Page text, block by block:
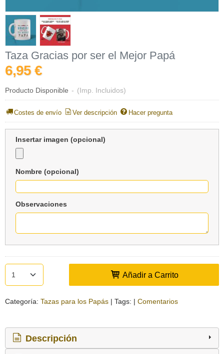
Taza Gracias por ser el Mejor Papá
6,95 €
Producto Disponible - (Imp. Incluidos)
Costes de envío Ver descripción Hacer pregunta
Insertar imagen (opcional)
Nombre (opcional)
Observaciones
Añadir a Carrito
Categoría: Tazas para los Papás | Tags: | Comentarios
Descripción